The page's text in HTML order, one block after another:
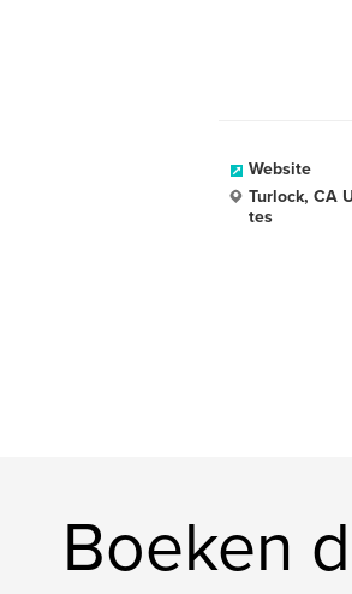
Website
Turlock, CA
tes
Boeken